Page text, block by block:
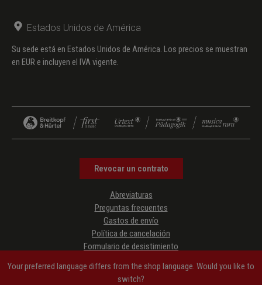
Estados Unidos de América
Su sede está en Estados Unidos de América. Los precios se muestran
en EUR e incluyen el IVA vigente.
Revocar un contrato
Abreviaturas
Preguntas frecuentes
Gastos de envío
Política de cancelación
Formulario de desistimiento
Condiciones generales de contratación
Your preferred language differs from the shop language. Would you like to
switch?